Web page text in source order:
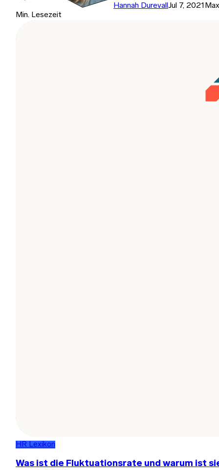
Hannah Durevall Jul 7, 2021
Min. Lesezeit
HR Lexikon
Was ist die Fluktuationsrate und warum ist